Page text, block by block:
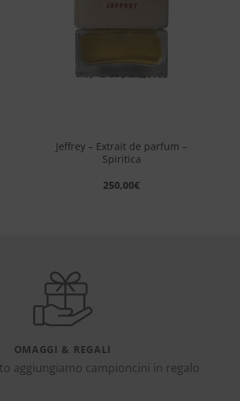
Jeffrey – Extrait de parfum –
Spiritica
250,00€
OMAGGI & REGALI
aggiungiamo campioncini in regalo